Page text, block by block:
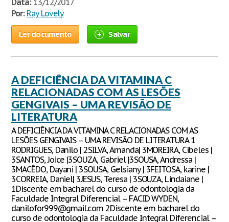
Data:13/12/2017
Por: Ray Lovely
Ler documento Salvar
A DEFICIÊNCIA DA VITAMINA C
RELACIONADAS COM AS LESÕES
GENGIVAIS – UMA REVISÃO DE
LITERATURA
A DEFICIÊNCIA DA VITAMINA C RELACIONADAS COM AS
LESÕES GENGIVAIS – UMA REVISÃO DE LITERATURA 1
RODRIGUES, Danilo | 2SILVA, Amanda| 3MOREIRA, Cibeles |
3SANTOS, Joice |3SOUZA, Gabriel |3SOUSA, Andressa |
3MACÊDO, Dayani | 3SOUSA, Gelsiany | 3FEITOSA, karine |
3CORREIA, Daniel| 3JESUS, Teresa | 3SOUZA, Lindaiane |
1Discente em bacharel do curso de odontologia da
Faculdade Integral Diferencial – FACID WYDEN,
danilofor999@gmail.com 2Discente em bacharel do
curso de odontologia da Faculdade Integral Diferencial –